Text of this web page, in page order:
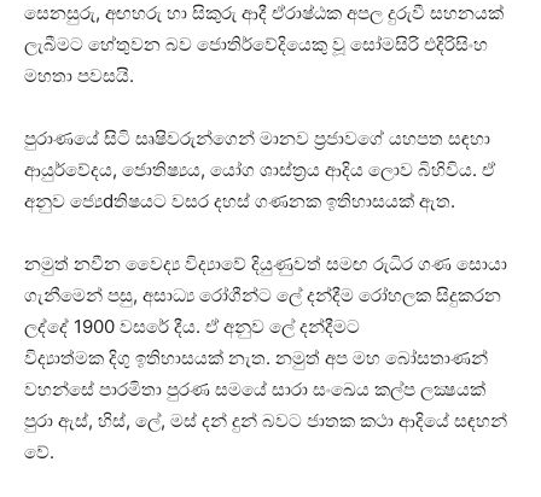
සෙනසුරු, අඟහරු හා සිකුරු ආදී ඒරාෂ්ඨක අපල දුරුවී සහනයක්‌
ලැබීමට හේතුවන බව ජොතිර්වේදියෙකු වූ සෝමසිරි එදිරිසිංහ
මහතා පවසයි.
පුරාණයේ සිටි සෘෂිවරුන්ගෙන් මානව ප්‍රජාවගේ යහපත සඳහා
ආයුර්වේදය, ජොතිෂ්‍යය, යෝග ශාස්‌ත්‍රය ආදිය ලොව බිහිවිය. ඒ
අනුව ජ්‍යෙdතිෂයට වසර දහස්‌ ගණනක ඉතිහාසයක්‌ ඇත.
නමුත් නවීන වෛද්‍ය විද්‍යාවේ දියුණුවත් සමඟ රුධිර ගණ සොයා
ගැනීමෙන් පසු, අසාධ්‍ය රෝගීන්ට ලේ දන්දීම රෝහලක සිදුකරන
ලද්දේ 1900 වසරේ දීය. ඒ අනුව ලේ දන්දීමට
විද්‍යාත්මක දිගු ඉතිහාසයක්‌ නැත. නමුත් අප මහ බෝසතාණන්
වහන්සේ පාරමිතා පුරණ සමයේ සාරා සංඛෙය කල්ප ලක්‍ෂයක්‌
පුරා ඇස්‌, හිස්‌, ලේ, මස්‌ දන් දුන් බවට ජාතක කථා ආදියේ සඳහන්
වේ.